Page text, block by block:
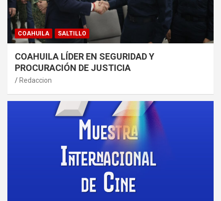
COAHUILA SALTILLO
COAHUILA LÍDER EN SEGURIDAD Y
PROCURACIÓN DE JUSTICIA
Redaccion